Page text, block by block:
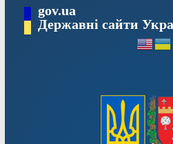
Перейтиgov.ua
Державні сайти